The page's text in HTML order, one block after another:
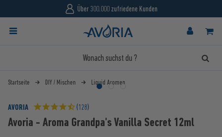
Über 300.000 zufriedene Kunden
Startseite DIY / Mischen Liquid Aromen
AVORIA (128)
Avoria - Aroma Grandpa's Vanilla Secret 12ml